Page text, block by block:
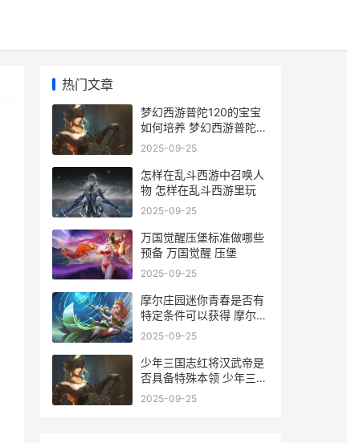
热门文章
梦幻西游普陀120的宝宝
如何培养 梦幻西游普陀
129厉害吗
2025-09-25
怎样在乱斗西游中召唤人
物 怎样在乱斗西游里玩
2025-09-25
万国觉醒压堡标准做哪些
预备 万国觉醒 压堡
2025-09-25
摩尔庄园迷你青春是否有
特定条件可以获得 摩尔庄
园迷你青春摩托车
2025-09-25
少年三国志红将汉武帝是
否具备特殊本领 少年三国
志武将品质排名最新
2025-09-25